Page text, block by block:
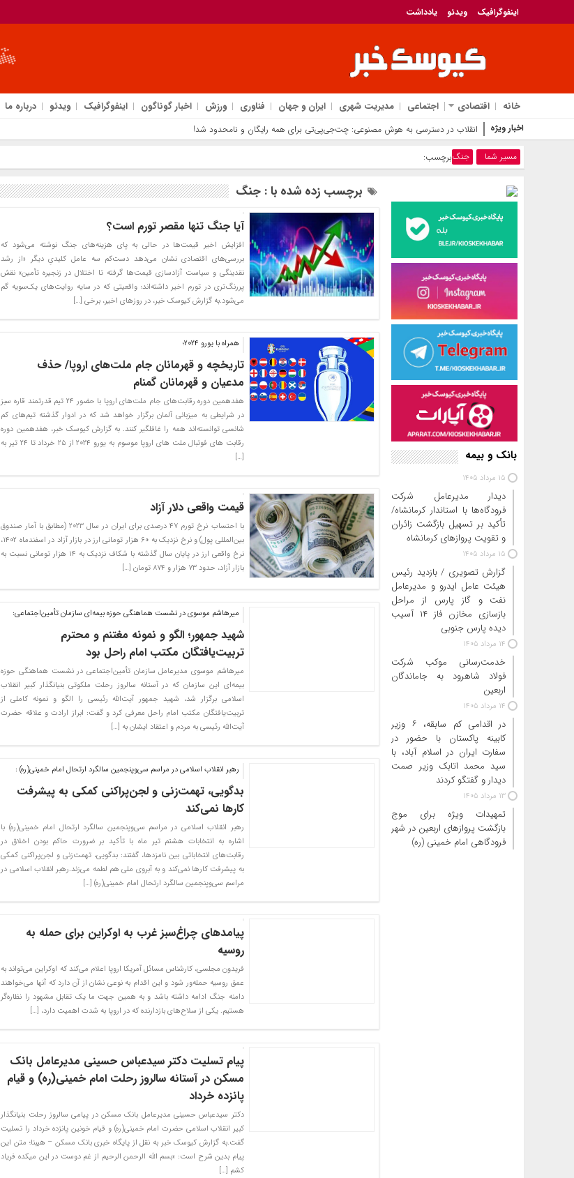
اینفوگرافیک ویدئو یادداشت
خانه اقتصادی اجتماعی مدیریت شهری ایران و جهان فناوری ورزش اخبار گوناگون اینفوگرافیک ویدئو درباره ما
اخبار ویژه انقلاب در دسترسی به هوش مصنوعی: چت‌جی‌پی‌تی برای همه رایگان و نامحدود شد!
مسیر شما برچسب:جنگ
بانک و بیمه
15 مرداد 1405
دیدار مدیرعامل شرکت
فرودگاه‌ها با استاندار کرمانشاه/
تأکید بر تسهیل بازگشت زائران
و تقویت پروازهای کرمانشاه
15 مرداد 1405
گزارش تصویری / بازدید رئیس
هیئت عامل ایدرو و مدیرعامل
نفت و گاز پارس از مراحل
بازسازی مخازن فاز ۱۴ آسیب
دیده پارس جنوبی
14 مرداد 1405
خدمت‌رسانی موکب شرکت
فولاد شاهرود به جاماندگان
اربعین
14 مرداد 1405
در اقدامی کم سابقه، ۶ وزیر
کابینه پاکستان با حضور در
سفارت ایران در اسلام آباد، با
سید محمد اتابک وزیر صمت
دیدار و گفتگو کردند
13 مرداد 1405
تمهیدات ویژه برای موج
بازگشت پروازهای اربعین در شهر
فرودگاهی امام خمینی (ره)
برچسب زده شده با : جنگ
آیا جنگ تنها مقصر تورم است؟
افزایش اخیر قیمت‌ها در حالی به پای هزینه‌های جنگ نوشته می‌شود که
بررسی‌های اقتصادی نشان می‌دهد دست‌کم سه عامل کلیدیِ دیگر «از رشد
نقدینگی و سیاست آزادسازی قیمت‌ها گرفته تا اختلال در زنجیره تأمین» نقش
پررنگ‌تری در تورم اخیر داشته‌اند؛ واقعیتی که در سایه روایت‌های یک‌سویه گم
می‌شود.به گزارش کیوسک خبر، در روزهای اخیر، برخی […]
همراه با یورو ۲۰۲۴؛
تاریخچه و قهرمانان جام ملت‌های اروپا/ حذف
مدعیان و قهرمانان گمنام
هفدهمین دوره رقابت‌های جام ملت‌های اروپا با حضور ۲۴ تیم قدرتمند قاره سبز
در شرایطی به میزبانی آلمان برگزار خواهد شد که در ادوار گذشته تیم‌های کم
شانسی توانسته‌اند همه را غافلگیر کنند. به گزارش کیوسک خبر، هفدهمین دوره
رقابت های فوتبال ملت های اروپا موسوم به یورو ۲۰۲۴ از ۲۵ خرداد تا ۲۴ تیر به
[…]
قیمت واقعی دلار آزاد
با احتساب نرخ تورم ۴۷ درصدی برای ایران در سال ۲۰۲۳ (مطابق با آمار صندوق
بین‌المللی پول) و نرخ نزدیک به ۶۰ هزار تومانی ارز در بازار آزاد در اسفندماه ۱۴۰۲،
نرخ واقعی ارز در پایان سال گذشته با شکاف نزدیک به ۱۴ هزار تومانی نسبت به
بازار آزاد، حدود ۷۳ هزار و ۸۷۴ تومان […]
میرهاشم موسوی در نشست هماهنگی حوزه بیمه‌ای سازمان تأمین‌اجتماعی:
شهید جمهور؛ الگو و نمونه مغتنم و محترم
تربیت‌یافتگان مکتب امام راحل بود
میرهاشم موسوی مدیرعامل سازمان تأمین‌اجتماعی در نشست هماهنگی حوزه
بیمه‌ای این سازمان که در آستانه سالروز رحلت ملکوتی بنیانگذار کبیر انقلاب
اسلامی برگزار شد، شهید جمهور آیت‌الله رئیسی را الگو و نمونه کاملی از
تربیت‌یافتگان مکتب امام راحل معرفی کرد و گفت: ابراز ارادت و علاقه حضرت
آیت‌الله رئیسی به مردم و اعتقاد ایشان به […]
رهبر انقلاب اسلامی در مراسم سی‌وپنجمین سالگرد ارتحال امام خمینی(ره) :
بدگویی، تهمت‌زنی و لجن‌پراکنی کمکی به پیشرفت
کارها نمی‌کند
رهبر انقلاب اسلامی در مراسم سی‌وپنجمین سالگرد ارتحال امام خمینی(ره) با
اشاره به انتخابات هشتم تیر ماه با تأکید بر ضرورت حاکم بودن اخلاق در
رقابت‌های انتخاباتی بین نامزدها، گفتند: بدگویی، تهمت‌زنی و لجن‌پراکنی کمکی
به پیشرفت کارها نمی‌کند و به آبروی ملی هم لطمه می‌زند.رهبر انقلاب اسلامی در
مراسم سی‌وپنجمین سالگرد ارتحال امام خمینی(ره) […]
پیامدهای چراغ‌سبز غرب به اوکراین برای حمله به
روسیه
فریدون مجلسی، کارشناس مسائل آمریکا اروپا اعلام می‌کند که اوکراین می‌تواند به
عمق روسیه حمله‌ور شود و این اقدام به نوعی نشان از آن دارد که آنها می‌خواهند
دامنه جنگ ادامه داشته باشد و به همین جهت ما یک تقابل مشهود را نظاره‌گر
هستیم. یکی از سلاح‌های بازدارنده که در اروپا به شدت اهمیت دارد، […]
پیام تسلیت دکتر سیدعباس حسینی مدیرعامل بانک
مسکن در آستانه سالروز رحلت امام خمینی(ره) و قیام
پانزده خرداد
دکتر سیدعباس حسینی مدیرعامل بانک مسکن در پیامی سالروز رحلت بنیانگذار
کبیر انقلاب اسلامی حضرت امام خمینی(ره) و قیام خونین پانزده خرداد را تسلیت
گفت.به گزارش کیوسک خبر به نقل از پایگاه خبری بانک مسکن – هیبنا؛ متن این
پیام بدین شرح است: «بسم الله الرحمن الرحیم از غم دوست در این میکده فریاد
کشم […]